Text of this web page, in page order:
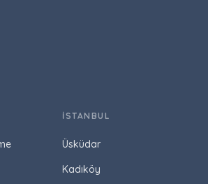
İSTANBUL
Üsküdar
Kadıköy